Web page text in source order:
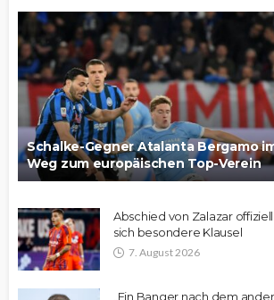
Schalke-Gegner Atalanta Bergamo
Weg zum europäischen Top-Verein
Abschied von Zalazar
sich besondere Klausel
7. August 2026
„Ein Banger nach dem